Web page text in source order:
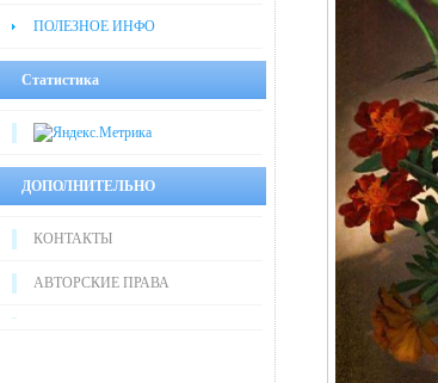
ПОЛЕЗНОЕ ИНФО
Статистика
ДОПОЛНИТЕЛЬНО
КОНТАКТЫ
АВТОРСКИЕ ПРАВА